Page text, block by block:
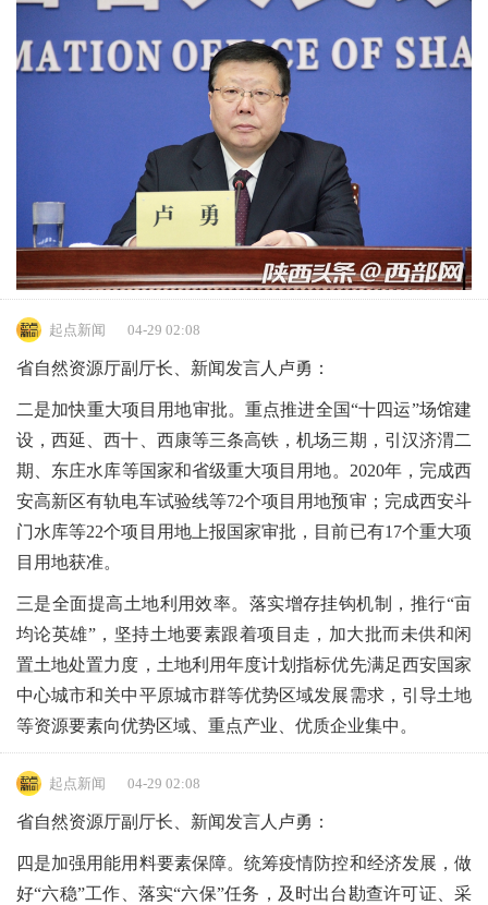
起点新闻 04-29 02:08
省自然资源厅副厅长、新闻发言人卢勇：
二是加快重大项目用地审批。重点推进全国“十四运”场馆建
设，西延、西十、西康等三条高铁，机场三期，引汉济渭二
期、东庄水库等国家和省级重大项目用地。2020年，完成西
安高新区有轨电车试验线等72个项目用地预审；完成西安斗
门水库等22个项目用地上报国家审批，目前已有17个重大项
目用地获准。
三是全面提高土地利用效率。落实增存挂钩机制，推行“亩
均论英雄”，坚持土地要素跟着项目走，加大批而未供和闲
置土地处置力度，土地利用年度计划指标优先满足西安国家
中心城市和关中平原城市群等优势区域发展需求，引导土地
等资源要素向优势区域、重点产业、优质企业集中。
起点新闻 04-29 02:08
省自然资源厅副厅长、新闻发言人卢勇：
四是加强用能用料要素保障。统筹疫情防控和经济发展，做
好“六稳”工作、落实“六保”任务，及时出台勘查许可证、采